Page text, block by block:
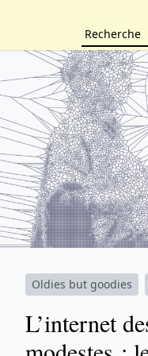
Oldies but goodies
L’internet